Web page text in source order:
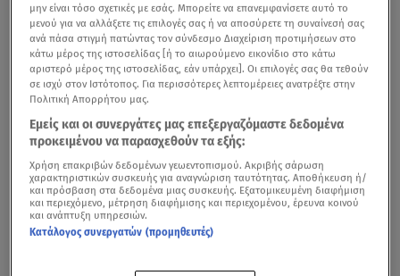
μην είναι τόσο σχετικές με εσάς. Μπορείτε να επανεμφανίσετε αυτό το
μενού για να αλλάξετε τις επιλογές σας ή να αποσύρετε τη συναίνεσή σας
ανά πάσα στιγμή πατώντας τον σύνδεσμο Διαχείριση προτιμήσεων στο
κάτω μέρος της ιστοσελίδας [ή το αιωρούμενο εικονίδιο στο κάτω
αριστερό μέρος της ιστοσελίδας, εάν υπάρχει]. Οι επιλογές σας θα τεθούν
σε ισχύ στον Ιστότοπος. Για περισσότερες λεπτομέρειες ανατρέξτε στην
Πολιτική Απορρήτου μας.
Εμείς και οι συνεργάτες μας επεξεργαζόμαστε δεδομένα
προκειμένου να παρασχεθούν τα εξής:
Χρήση επακριβών δεδομένων γεωεντοπισμού. Ακριβής σάρωση
χαρακτηριστικών συσκευής για αναγνώριση ταυτότητας. Αποθήκευση ή/
και πρόσβαση στα δεδομένα μιας συσκευής. Εξατομικευμένη διαφήμιση
και περιεχόμενο, μέτρηση διαφήμισης και περιεχομένου, έρευνα κοινού
και ανάπτυξη υπηρεσιών.
Κατάλογος συνεργατών (προμηθευτές)